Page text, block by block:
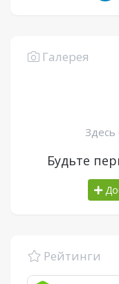
Галерея
Будьте
Рейтинги